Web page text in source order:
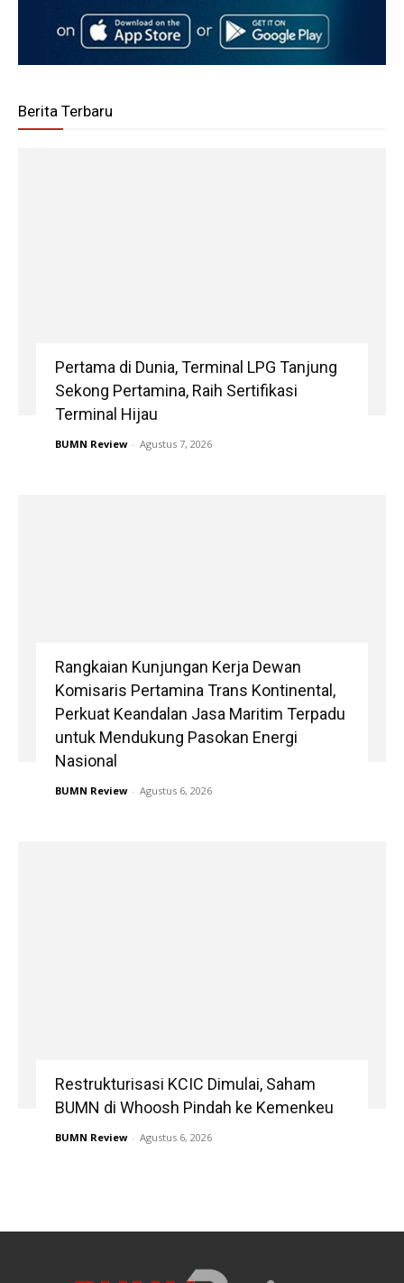
Berita Terbaru
Pertama di Dunia, Terminal LPG Tanjung
Sekong Pertamina, Raih Sertifikasi
Terminal Hijau
BUMN Review - Agustus 7, 2026
Rangkaian Kunjungan Kerja Dewan
Komisaris Pertamina Trans Kontinental,
Perkuat Keandalan Jasa Maritim Terpadu
untuk Mendukung Pasokan Energi
Nasional
BUMN Review - Agustus 6, 2026
Restrukturisasi KCIC Dimulai, Saham
BUMN di Whoosh Pindah ke Kemenkeu
BUMN Review - Agustus 6, 2026